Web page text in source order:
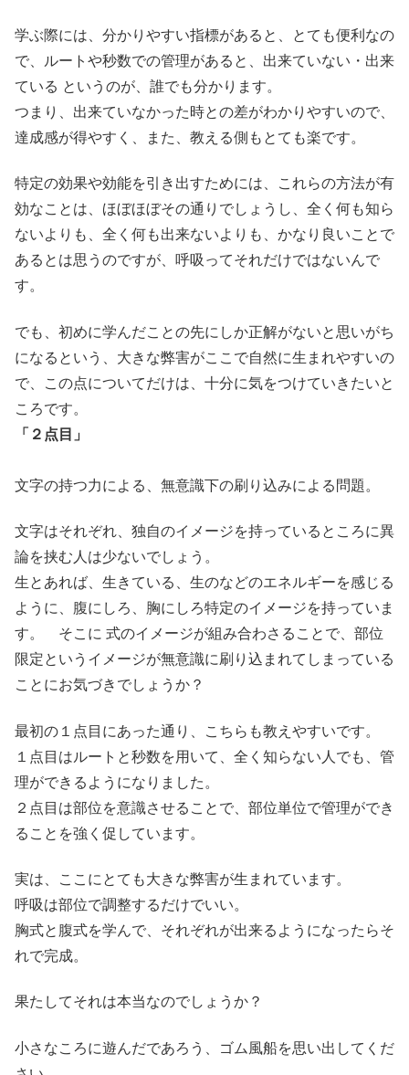
学ぶ際には、分かりやすい指標があると、とても便利なの
で、ルートや秒数での管理があると、出来ていない・出来
ている というのが、誰でも分かります。
つまり、出来ていなかった時との差がわかりやすいので、
達成感が得やすく、また、教える側もとても楽です。
特定の効果や効能を引き出すためには、これらの方法が有
効なことは、ほぼほぼその通りでしょうし、全く何も知ら
ないよりも、全く何も出来ないよりも、かなり良いことで
あるとは思うのですが、呼吸ってそれだけではないんで
す。
でも、初めに学んだことの先にしか正解がないと思いがち
になるという、大きな弊害がここで自然に生まれやすいの
で、この点についてだけは、十分に気をつけていきたいと
ころです。
「２点目」
文字の持つ力による、無意識下の刷り込みによる問題。
文字はそれぞれ、独自のイメージを持っているところに異
論を挟む人は少ないでしょう。
生とあれば、生きている、生のなどのエネルギーを感じる
ように、腹にしろ、胸にしろ特定のイメージを持っていま
す。 そこに 式のイメージが組み合わさることで、部位
限定というイメージが無意識に刷り込まれてしまっている
ことにお気づきでしょうか？
最初の１点目にあった通り、こちらも教えやすいです。
１点目はルートと秒数を用いて、全く知らない人でも、管
理ができるようになりました。
２点目は部位を意識させることで、部位単位で管理ができ
ることを強く促しています。
実は、ここにとても大きな弊害が生まれています。
呼吸は部位で調整するだけでいい。
胸式と腹式を学んで、それぞれが出来るようになったらそ
れで完成。
果たしてそれは本当なのでしょうか？
小さなころに遊んだであろう、ゴム風船を思い出してくだ